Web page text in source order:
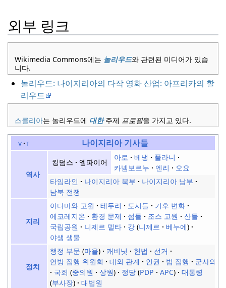
외부 링크
Wikimedia Commons에는 놀리우드와 관련된 미디어가 있습
니다.
놀리우드: 나이지리아의 다작 영화 산업: 아프리카의 할
리우드
스콜리아는 놀리우드에 대한주제 프로필을 가지고 있다.
v t 나이지리아 기사들
역사
킹덤스 엠파이어
아로 베냉
풀라니
카넴보르누
엔리
오요
타임라인
나이지리아 북부
나이지리아 남부
남북 전쟁
지리
아다마와 고원 테두리 도시들
기후 변화
에코레지온
환경 문제 섬들 조스 고원
산들
국립공원
니제르 델타 강 니제르
베누에
야생 생물
정치
행정 부문 마을 캐비닛 헌법
선거
연방 집행 위원회
대외 관계 인권 법 집행
군사의
국회 중의원 상원 정당 PDP APC
대통령
부사장
대법원